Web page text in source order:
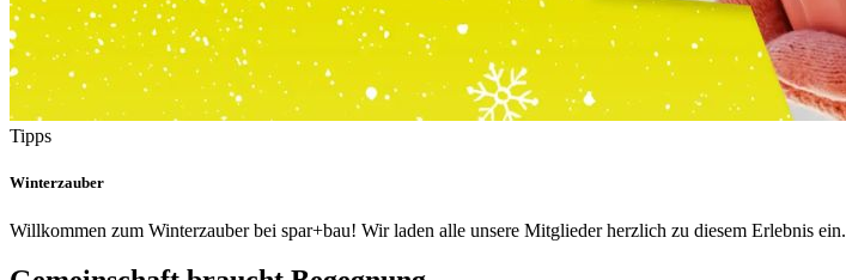
Tipps
Winterzauber
Willkommen zum Winterzauber bei spar+bau! Wir laden alle unsere Mitglieder herzlich zu diesem Erlebnis ein.